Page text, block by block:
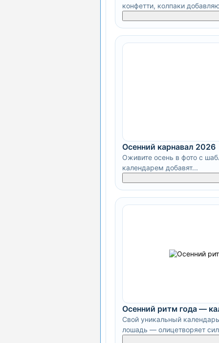
конфетти, колпаки
Осенний карнавал 2026
Оживите осень в фото с
календарем добавят...
Осенний ритм года —
Свой уникальный
лошадь — олицетворяет